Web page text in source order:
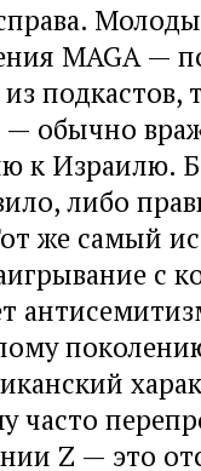
MAGA —
подкастов,
— обычно
к Израилю.
либо
же самый
с
часто
Z — это